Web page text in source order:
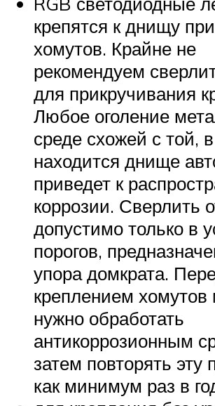
крепятся к днищу
хомутов. Крайне не
рекомендуем
для прикручивания
Любое оголение
среде схожей с той,
находится днище
приведет к
коррозии. Сверлить
допустимо только в
порогов,
упора домкрата.
креплением хомутов
нужно обработать
антикоррозионным
затем повторять эту
как минимум раз в